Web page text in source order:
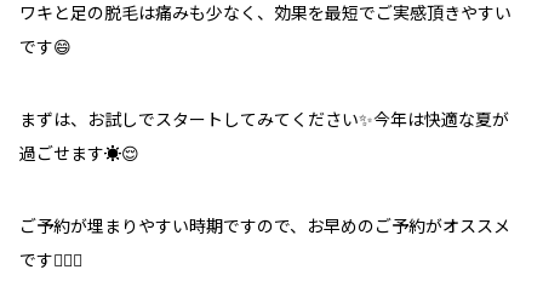
ワキと足の脱毛は痛みも少なく、効果を最短でご実感頂きやすい
です😄
まずは、お試しでスタートしてみてください✨今年は快適な夏が
過ごせます☀️😌
ご予約が埋まりやすい時期ですので、お早めのご予約がオススメ
です💁🏻‍♀️